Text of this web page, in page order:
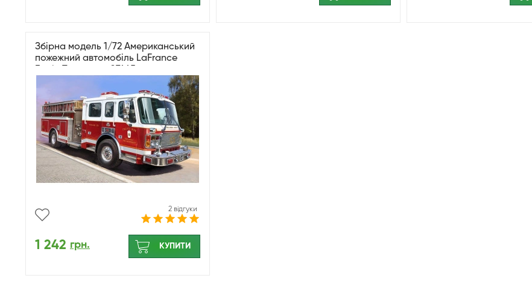
Збірна модель 1/72 Американський
пожежний автомобіль LaFrance
2 відгуки
1 242 грн. КУПИТИ